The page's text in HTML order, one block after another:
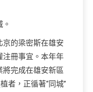
的梁密斯在雄安
注冊事宜。本年年
完成在雄安新區
者，正循著“同城”